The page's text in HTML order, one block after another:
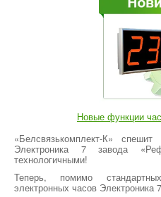
Новые функции
«Белсвязькомплект-К»
Электроника 7 завода
технологичными!
Теперь, помимо
электронных часов